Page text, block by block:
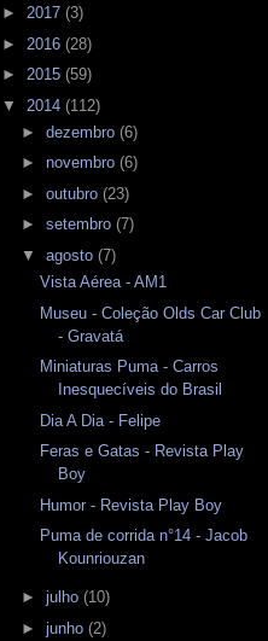
► 2017 (3)
► 2016 (28)
► 2015 (59)
▼ 2014 (112)
► dezembro (6)
► novembro (6)
► outubro (23)
► setembro (7)
▼ agosto (7)
Vista Aérea - AM1
Museu - Coleção Olds Car Club
- Gravatá
Miniaturas Puma - Carros
Inesquecíveis do Brasil
Dia A Dia - Felipe
Feras e Gatas - Revista Play
Boy
Humor - Revista Play Boy
Puma de corrida n°14 - Jacob
Kounriouzan
► julho (10)
► junho (2)